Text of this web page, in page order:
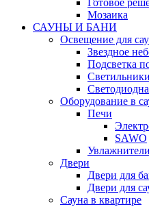
Готовое
Мозаика
САУНЫ И БАНИ
Освещение для
Звездное
Подсветка
Оборудование в
Печи
SAWO
Увлажнители
Двери
Двери для
Двери для
Сауна в квартире